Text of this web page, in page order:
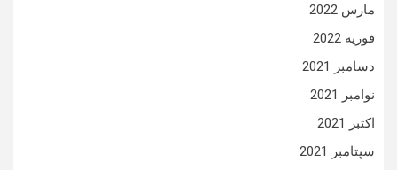
مارس 2022
فوریه 2022
دسامبر 2021
نوامبر 2021
اکتبر 2021
سپتامبر 2021